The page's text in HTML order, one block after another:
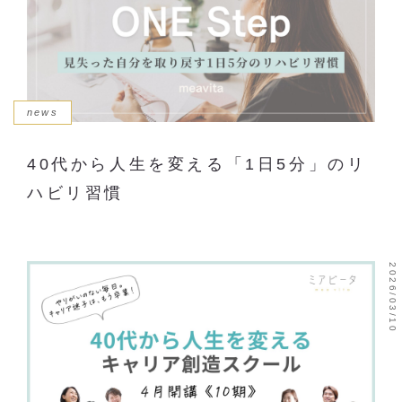
news
40代から人生を変える「1日5分」のリ
ハビリ習慣
2026/03/10